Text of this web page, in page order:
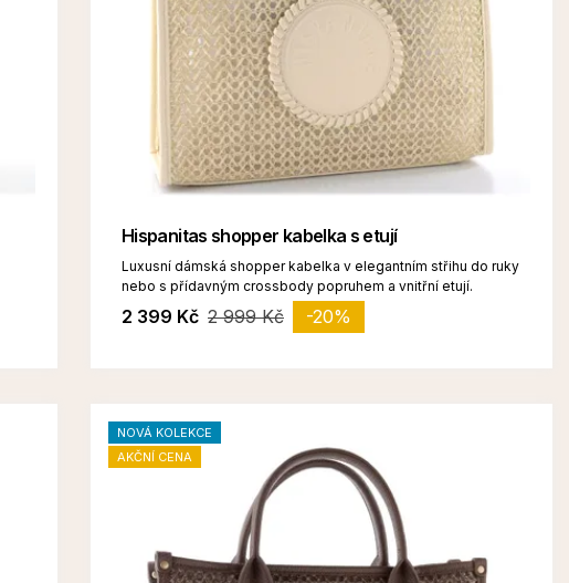
Hispanitas shopper kabelka s etují
Luxusní dámská shopper kabelka v elegantním střihu do ruky
nebo s přídavným crossbody popruhem a vnitřní etují.
2 399 Kč 2 999 Kč -20%
NOVÁ KOLEKCE
AKČNÍ CENA